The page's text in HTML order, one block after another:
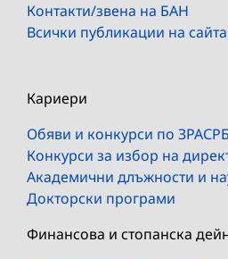
Контакти/звена на БАН
Всички публикации на сайта
Кариери
Обяви и конкурси по ЗРАСРБ
Конкурси за избор на
Академични длъжности и
Докторски програми
Финансова и стопанска